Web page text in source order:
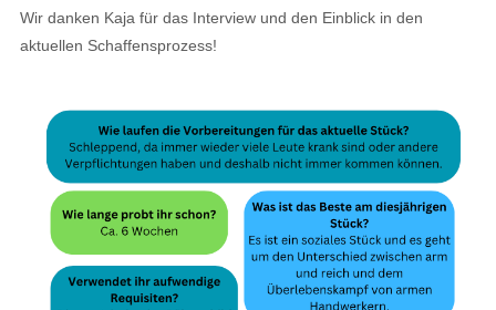
Wir danken Kaja für das Interview und den Einblick in den
aktuellen Schaffensprozess!